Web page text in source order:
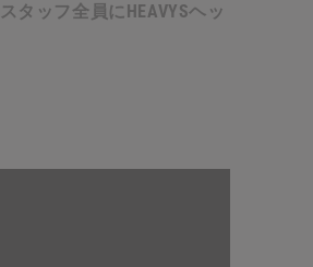
スタッフ全員にHEAVYSヘッ